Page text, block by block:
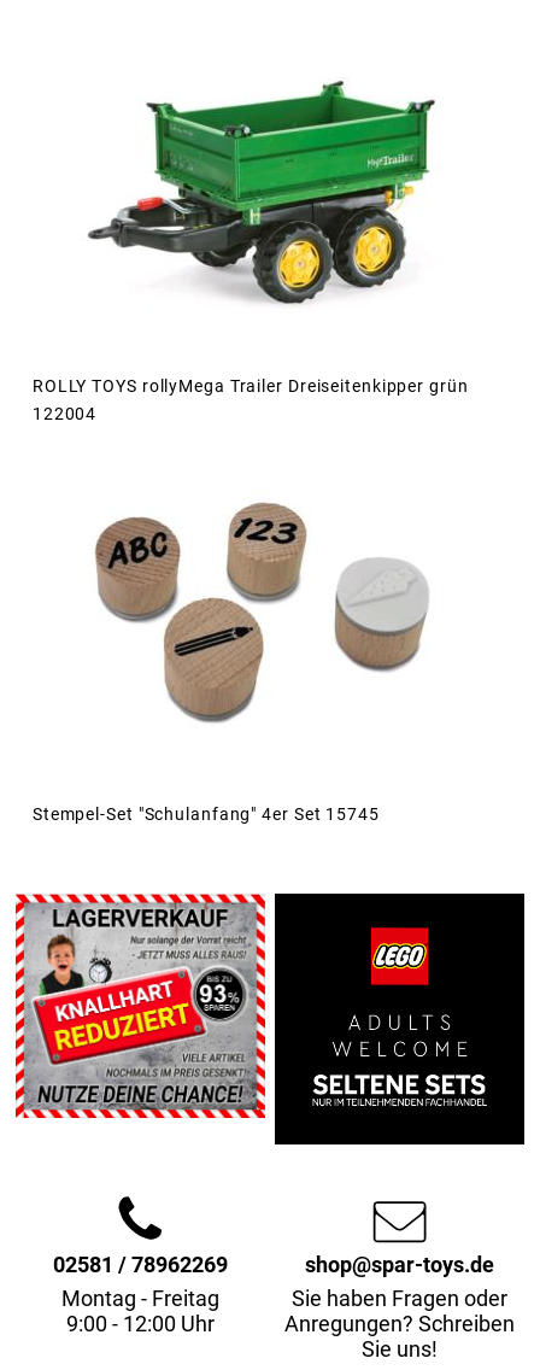
ROLLY TOYS rollyMega Trailer Dreiseitenkipper grün
122004
Stempel-Set "Schulanfang" 4er Set 15745
02581 / 78962269
Montag - Freitag
9:00 - 12:00 Uhr
shop@spar-toys.de
Sie haben Fragen oder
Anregungen? Schreiben
Sie uns!